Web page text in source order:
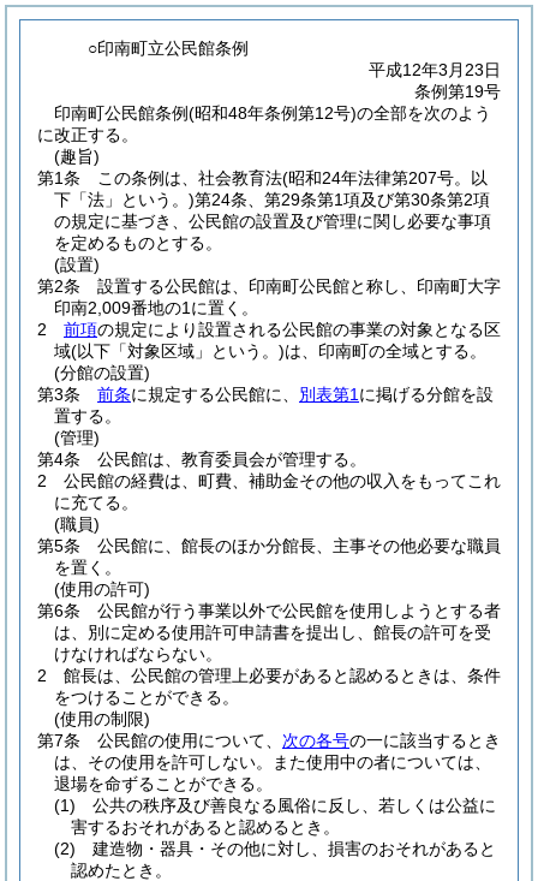
○印南町立公民館条例
平成12年3月23日
条例第19号
印南町公民館条例(昭和48年条例第12号)の全部を次のよう
に改正する。
(趣旨)
第1条
この条例は、社会教育法(昭和24年法律第207号。以
下「法」という。)第24条、第29条第1項及び第30条第2項
の規定に基づき、公民館の設置及び管理に関し必要な事項
を定めるものとする。
(設置)
第2条
設置する公民館は、印南町公民館と称し、印南町大字
印南2,009番地の1に置く。
2
前項の規定により設置される公民館の事業の対象となる区
域(以下「対象区域」という。)は、印南町の全域とする。
(分館の設置)
第3条
前条に規定する公民館に、 別表第1 に掲げる分館を設
置する。
(管理)
第4条
公民館は、教育委員会が管理する。
2
公民館の経費は、町費、補助金その他の収入をもってこれ
に充てる。
(職員)
第5条
公民館に、館長のほか分館長、主事その他必要な職員
を置く。
(使用の許可)
第6条
公民館が行う事業以外で公民館を使用しようとする者
は、別に定める使用許可申請書を提出し、館長の許可を受
けなければならない。
2
館長は、公民館の管理上必要があると認めるときは、条件
をつけることができる。
(使用の制限)
第7条
公民館の使用について、 次の各号の一に該当するとき
は、その使用を許可しない。
また使用中の者については、
退場を命ずることができる。
(1)
公共の秩序及び善良なる風俗に反し、若しくは公益に
害するおそれがあると認めるとき。
(2)
建造物・器具・その他に対し、損害のおそれがあると
認めたとき。